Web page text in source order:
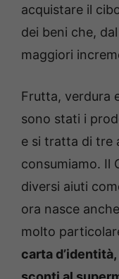
acquistare il
dei beni che,
maggiori
Frutta, verdura
sono stati i
e si tratta di tre
consumiamo. Il
diversi aiuti
ora nasce
molto
carta